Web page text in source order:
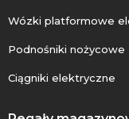
Wózki platformowe
Podnośniki nożycowe
Ciągniki elektryczne